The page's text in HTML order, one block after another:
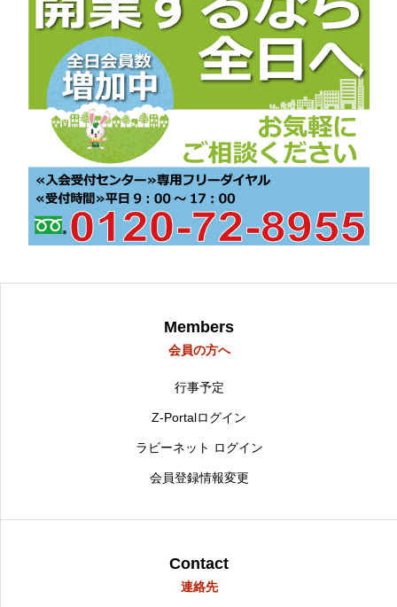
Members
会員の方へ
行事予定
Z-Portalログイン
ラビーネット ログイン
会員登録情報変更
Contact
連絡先